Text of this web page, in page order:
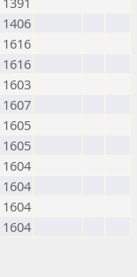
1406
1616
1616
1603
1607
1605
1605
1604
1604
1604
1604